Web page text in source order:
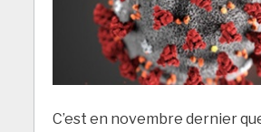
C’est en novembre dernier